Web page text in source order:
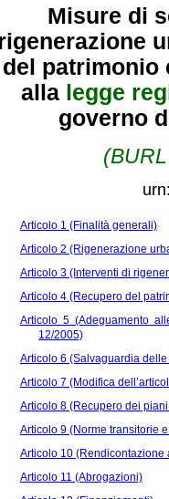
Misure di
del patrimonio
alla legge
governo
Articolo 1 (Finalità generali)
Articolo 2 (Rigenerazione
Articolo 3 (Interventi di
Articolo 4 (Recupero del
Articolo 5 (Adeguamento
12/2005)
Articolo 6 (Salvaguardia
Articolo 7 (Modifica
Articolo 8 (Recupero dei
Articolo 9 (Norme transitorie
Articolo 10
Articolo 11 (Abrogazioni)